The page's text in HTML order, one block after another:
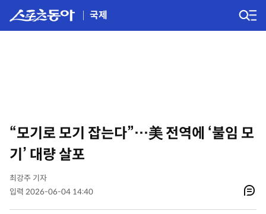
국제
“모기로 모기 잡는다”…美 전역에 ‘불임 모
기’ 대량 살포
최강주 기자
입력 2026-06-04 14:40